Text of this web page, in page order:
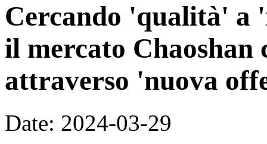
Cercando 'qualità' a
il mercato
attraverso 'nuova
Date: 2024-03-29